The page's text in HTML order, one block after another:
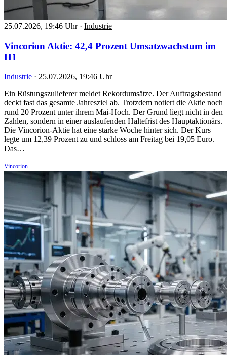
25.07.2026, 19:46 Uhr · Industrie
Vincorion Aktie: 42,4 Prozent Umsatzwachstum im
H1
Industrie · 25.07.2026, 19:46 Uhr
Ein Rüstungszulieferer meldet Rekordumsätze. Der Auftragsbestand
deckt fast das gesamte Jahresziel ab. Trotzdem notiert die Aktie noch
rund 20 Prozent unter ihrem Mai-Hoch. Der Grund liegt nicht in den
Zahlen, sondern in einer auslaufenden Haltefrist des Hauptaktionärs.
Die Vincorion-Aktie hat eine starke Woche hinter sich. Der Kurs
legte um 12,39 Prozent zu und schloss am Freitag bei 19,05 Euro.
Das…
Vincorion